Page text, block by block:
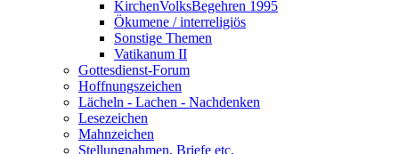
KirchenVolksBegehren 1995
Ökumene / interreligiös
Sonstige Themen
Vatikanum II
Gottesdienst-Forum
Hoffnungszeichen
Lächeln - Lachen - Nachdenken
Lesezeichen
Mahnzeichen
Stellungnahmen, Briefe etc.